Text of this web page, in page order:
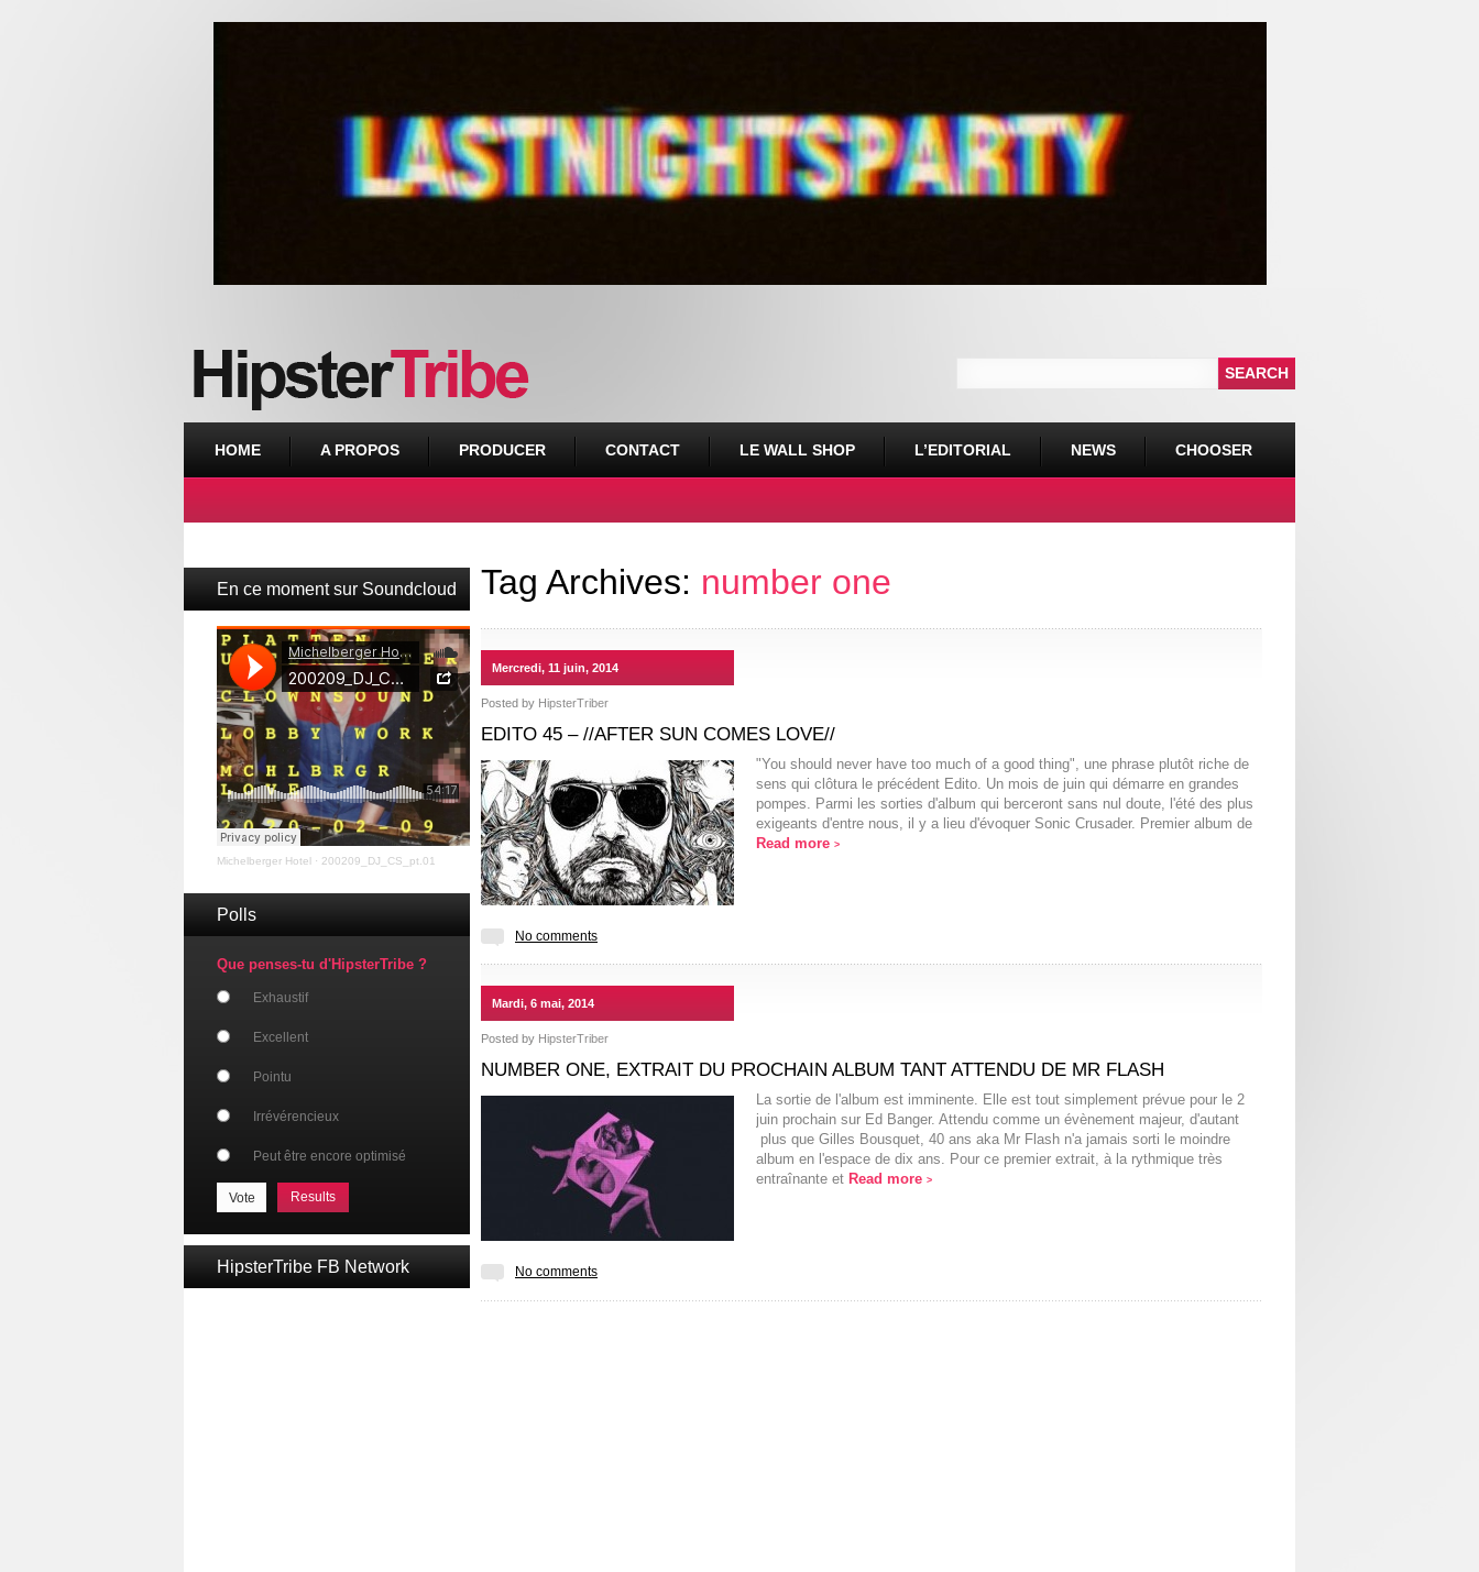
HOME A PROPOS PRODUCER CONTACT LE WALL SHOP L’EDITORIAL NEWS CHOOSER
En ce moment sur Soundcloud
Michelberger Hotel · 200209_DJ_CS_pt.01
Polls
Que penses-tu d'HipsterTribe ?
Exhaustif
Excellent
Pointu
Irrévérencieux
Peut être encore optimisé
Results
HipsterTribe FB Network
Tag Archives: number one
Mercredi, 11 juin, 2014
Posted by HipsterTriber
EDITO 45 – //AFTER SUN COMES LOVE//
"You should never have too much of a good thing", une phrase plutôt riche de
sens qui clôtura le précédent Edito. Un mois de juin qui démarre en grandes
pompes. Parmi les sorties d'album qui berceront sans nul doute, l'été des plus
exigeants d'entre nous, il y a lieu d'évoquer Sonic Crusader. Premier album de
Read more >
No comments
Mardi, 6 mai, 2014
Posted by HipsterTriber
NUMBER ONE, EXTRAIT DU PROCHAIN ALBUM TANT ATTENDU DE MR FLASH
La sortie de l'album est imminente. Elle est tout simplement prévue pour le 2
juin prochain sur Ed Banger. Attendu comme un évènement majeur, d'autant
plus que Gilles Bousquet, 40 ans aka Mr Flash n'a jamais sorti le moindre
album en l'espace de dix ans. Pour ce premier extrait, à la rythmique très
entraînante et Read more >
No comments